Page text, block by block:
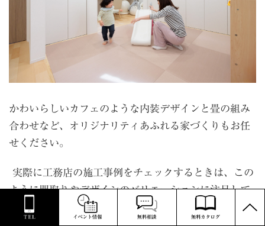
かわいらしいカフェのような内装デザインと畳の組み
合わせなど、オリジナリティあふれる家づくりもお任
せください。
実際に工務店の施工事例をチェックするときは、この
ように間取りやデザインのバリエーションに注目して
みましょう♪
TOP